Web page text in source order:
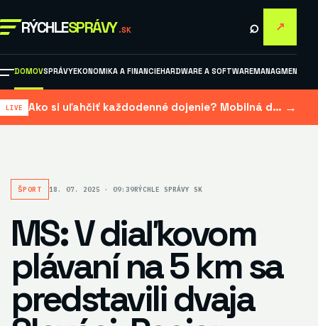
RÝCHLESPRÁVY .SK ⌕ ↗
DOMOVSPRÁVYEKONOMIKA A FINANCIEHARDWARE A SOFTWAREMANAGMENT A
Ako si uľahčiť každodenné dojenie? Mobilná dojačka šetrí čas aj námahu →
ŠPORT 18. 07. 2025 · 09:39RÝCHLE SPRÁVY SK
MS: V diaľkovom
plávaní na 5 km sa
predstavili dvaja